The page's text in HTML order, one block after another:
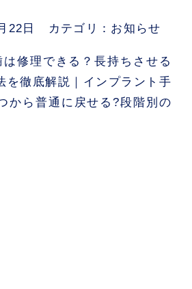
22日 カテゴリ： お知らせ
は修理できる？長持ちさせる
を徹底解説 ｜ インプラント手
から普通に戻せる?段階別の